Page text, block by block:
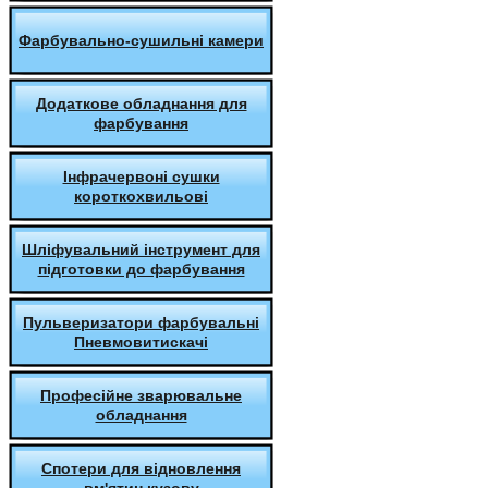
Фарбувально-сушильні камери
Додаткове обладнання для
фарбування
Інфрачервоні сушки
короткохвильові
Шліфувальний інструмент для
підготовки до фарбування
Пульверизатори фарбувальні
Пневмовитискачі
Професійне зварювальне
обладнання
Спотери для відновлення